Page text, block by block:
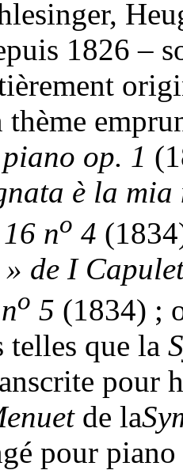
1826 –
thème
op. 1
è la
no 4
de I
o 5 (1834) ;
que la
pour
de la
pour